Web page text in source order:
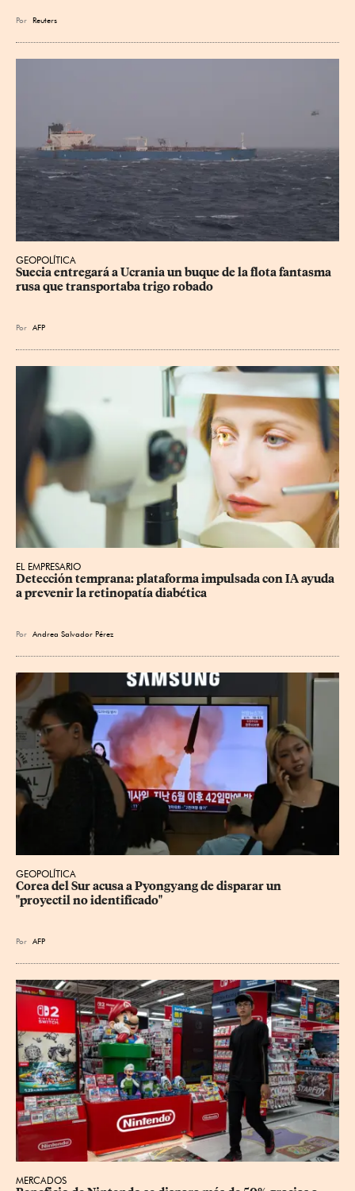
Por Reuters
GEOPOLÍTICA
Suecia entregará a Ucrania un buque de la flota fantasma
rusa que transportaba trigo robado
Por AFP
EL EMPRESARIO
Detección temprana: plataforma impulsada con IA ayuda
a prevenir la retinopatía diabética
Por Andrea Salvador Pérez
GEOPOLÍTICA
Corea del Sur acusa a Pyongyang de disparar un
"proyectil no identificado"
Por AFP
MERCADOS